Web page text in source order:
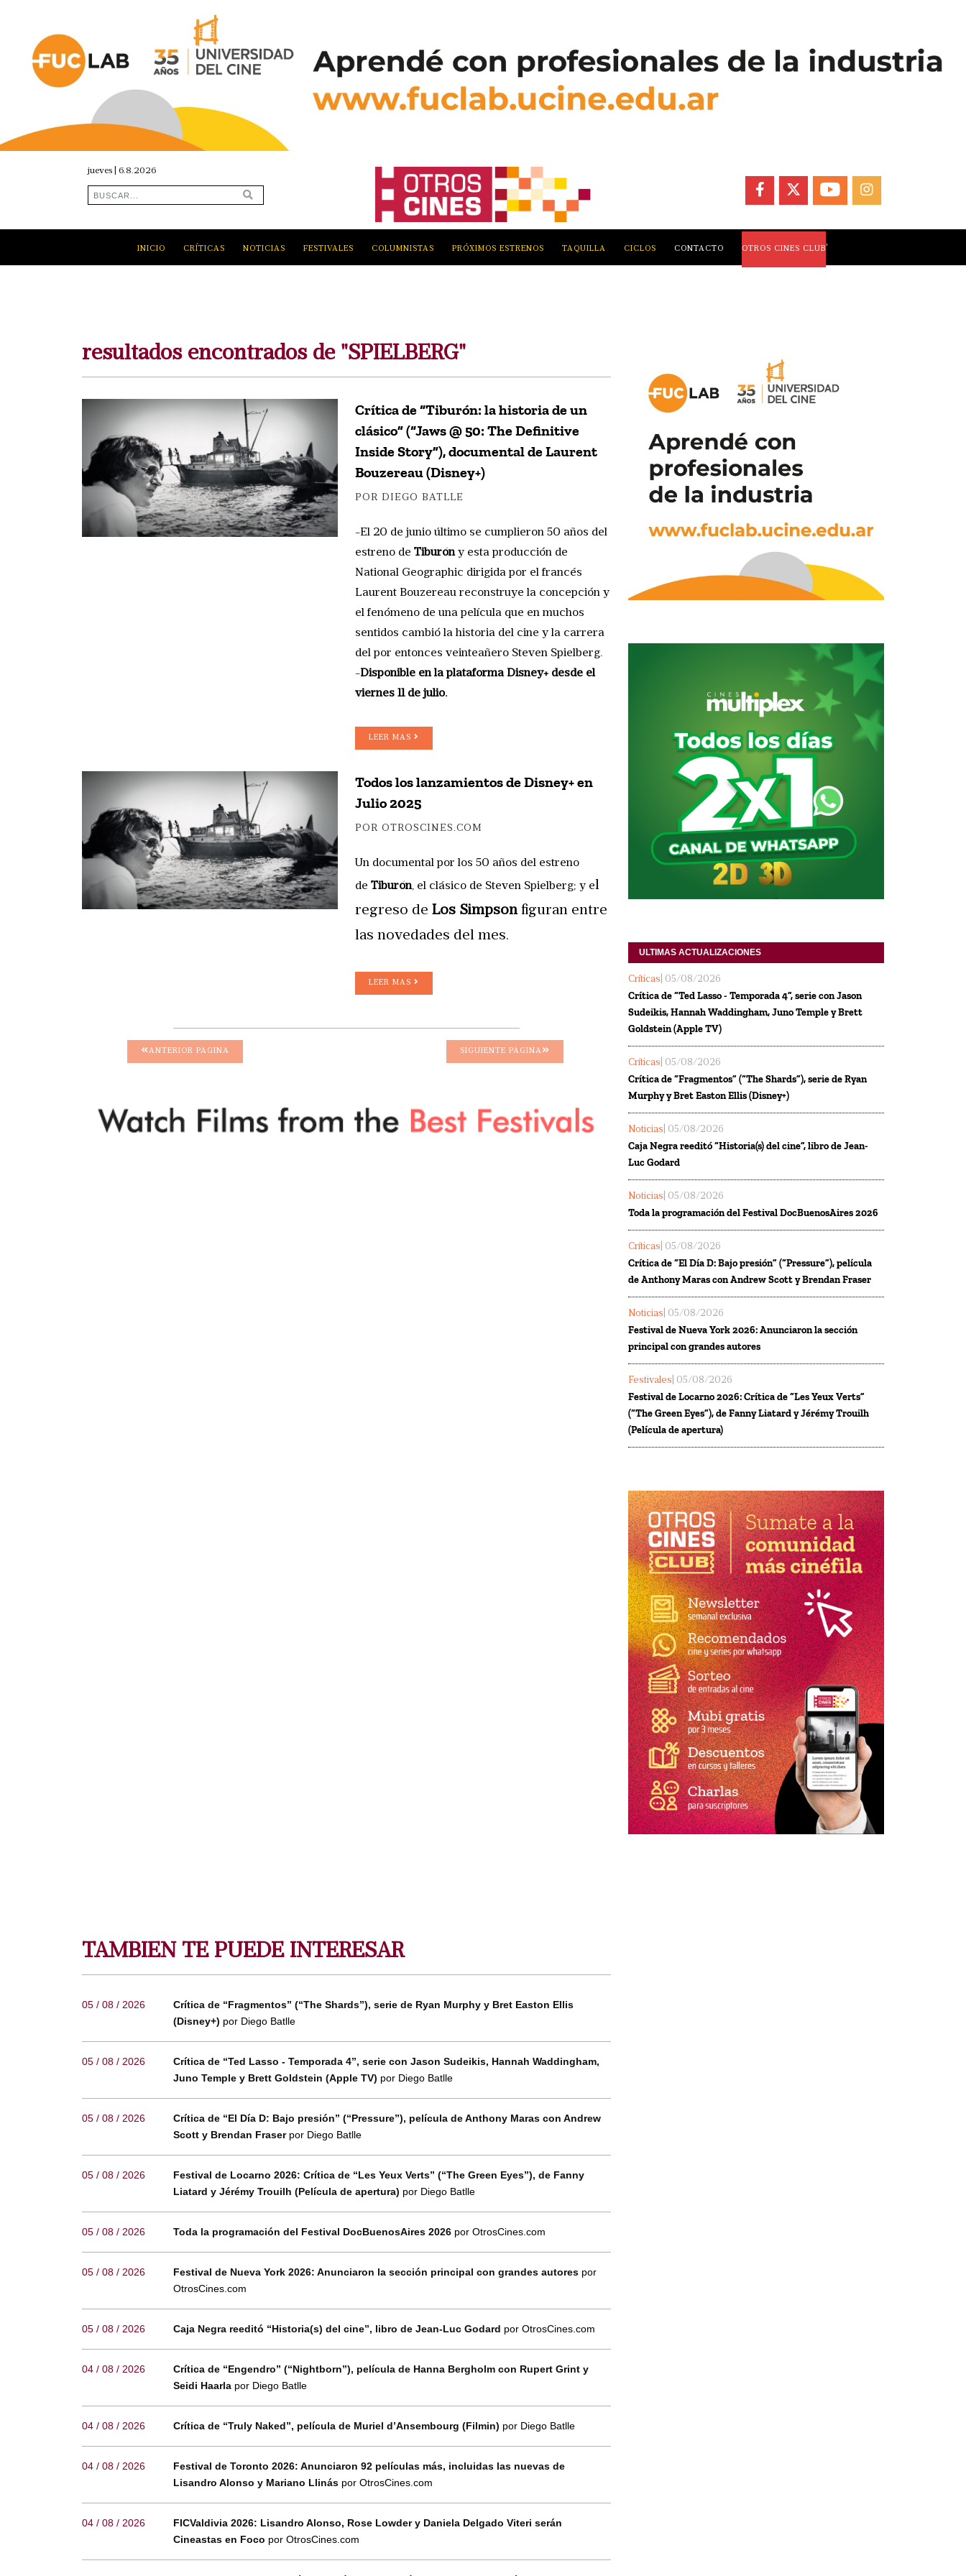
jueves | 6.8.2026
FACEBOOKYOUTUBEINSTAGRAM
INICIO CRÍTICAS NOTICIAS FESTIVALES COLUMNISTAS PRÓXIMOS ESTRENOS TAQUILLA CICLOS CONTACTO OTROS CINES CLUB
resultados encontrados de "SPIELBERG"
Crítica de “Tiburón: la historia de un
clásico” (“Jaws @ 50: The Definitive
Inside Story”), documental de Laurent
Bouzereau (Disney+)
POR DIEGO BATLLE
-El 20 de junio último se cumplieron 50 años del
estreno de Tiburóny esta producción de
National Geographic dirigida por el francés
Laurent Bouzereau reconstruye la concepción y
el fenómeno de una película que en muchos
sentidos cambió la historia del cine y la carrera
del por entonces veinteañero Steven Spielberg.
-Disponible en la plataforma Disney+ desde el
viernes 11 de julio.
LEER MAS
Todos los lanzamientos de Disney+ en
Julio 2025
POR OTROSCINES.COM
Un documental por los 50 años del estreno
de Tiburón, el clásico de Steven Spielberg; y el
regreso de Los Simpson figuran entre
las novedades del mes.
LEER MAS
ANTERIOR PAGINA SIGUIENTE PAGINA
ULTIMAS ACTUALIZACIONES
Críticas | 05/08/2026
Crítica de “Ted Lasso - Temporada 4”, serie con Jason
Sudeikis, Hannah Waddingham, Juno Temple y Brett
Goldstein (Apple TV)
Críticas | 05/08/2026
Crítica de “Fragmentos” (“The Shards”), serie de Ryan
Murphy y Bret Easton Ellis (Disney+)
Noticias | 05/08/2026
Caja Negra reeditó “Historia(s) del cine”, libro de Jean-
Luc Godard
Noticias | 05/08/2026
Toda la programación del Festival DocBuenosAires 2026
Críticas | 05/08/2026
Crítica de “El Día D: Bajo presión” (“Pressure”), película
de Anthony Maras con Andrew Scott y Brendan Fraser
Noticias | 05/08/2026
Festival de Nueva York 2026: Anunciaron la sección
principal con grandes autores
Festivales | 05/08/2026
Festival de Locarno 2026: Crítica de “Les Yeux Verts”
(“The Green Eyes”), de Fanny Liatard y Jérémy Trouilh
(Película de apertura)
TAMBIEN TE PUEDE INTERESAR
05 / 08 / 2026
Crítica de “Fragmentos” (“The Shards”), serie de Ryan Murphy y Bret Easton Ellis
(Disney+) por Diego Batlle
05 / 08 / 2026
Crítica de “Ted Lasso - Temporada 4”, serie con Jason Sudeikis, Hannah Waddingham,
Juno Temple y Brett Goldstein (Apple TV) por Diego Batlle
05 / 08 / 2026
Crítica de “El Día D: Bajo presión” (“Pressure”), película de Anthony Maras con Andrew
Scott y Brendan Fraser por Diego Batlle
05 / 08 / 2026
Festival de Locarno 2026: Crítica de “Les Yeux Verts” (“The Green Eyes”), de Fanny
Liatard y Jérémy Trouilh (Película de apertura) por Diego Batlle
05 / 08 / 2026 Toda la programación del Festival DocBuenosAires 2026 por OtrosCines.com
05 / 08 / 2026 Festival de Nueva York 2026: Anunciaron la sección principal con grandes autores por
OtrosCines.com
05 / 08 / 2026 Caja Negra reeditó “Historia(s) del cine”, libro de Jean-Luc Godard por OtrosCines.com
04 / 08 / 2026
Crítica de “Engendro” (“Nightborn”), película de Hanna Bergholm con Rupert Grint y
Seidi Haarla por Diego Batlle
04 / 08 / 2026 Crítica de “Truly Naked”, película de Muriel d’Ansembourg (Filmin) por Diego Batlle
04 / 08 / 2026
Festival de Toronto 2026: Anunciaron 92 películas más, incluidas las nuevas de
Lisandro Alonso y Mariano Llinás por OtrosCines.com
04 / 08 / 2026
FICValdivia 2026: Lisandro Alonso, Rose Lowder y Daniela Delgado Viteri serán
Cineastas en Foco por OtrosCines.com